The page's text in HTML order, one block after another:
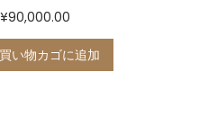
¥90,000.00
い物カゴに追加